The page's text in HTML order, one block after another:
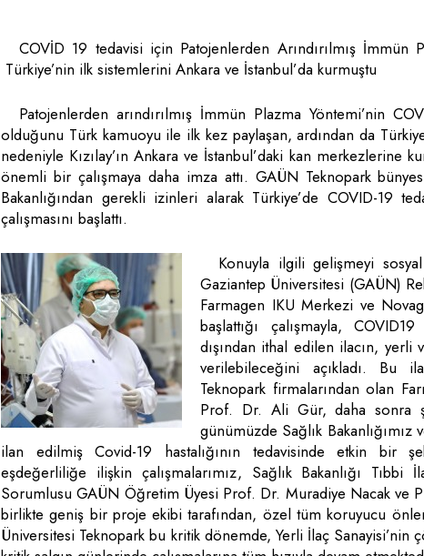
COVİD 19 tedavisi için Patojenlerden Arındırılmış İmmün
Türkiye’nin ilk sistemlerini Ankara ve İstanbul’da kurmuştu
Patojenlerden arındırılmış İmmün Plazma Yöntemi’nin
olduğunu Türk kamuoyu ile ilk kez paylaşan, ardından da
nedeniyle Kızılay’ın Ankara ve İstanbul’daki kan merkezlerine
önemli bir çalışmaya daha imza attı. GAÜN Teknopark
Bakanlığından gerekli izinleri alarak Türkiye’de COVID-19
çalışmasını başlattı.
Konuyla ilgili gelişmeyi
Gaziantep Üniversitesi (GAÜN)
Farmagen IKU Merkezi ve
başlattığı çalışmayla,
dışından ithal edilen ilacın,
verilebileceğini açıkladı. Bu
Teknopark firmalarından olan
Prof. Dr. Ali Gür, daha sonra
günümüzde Sağlık
ilan edilmiş Covid-19 hastalığının tedavisinde etkin bir
eşdeğerliliğe ilişkin çalışmalarımız, Sağlık Bakanlığı
Sorumlusu GAÜN Öğretim Üyesi Prof. Dr. Muradiye Nacak ve
birlikte geniş bir proje ekibi tarafından, özel tüm koruyucu
Üniversitesi Teknopark bu kritik dönemde, Yerli İlaç